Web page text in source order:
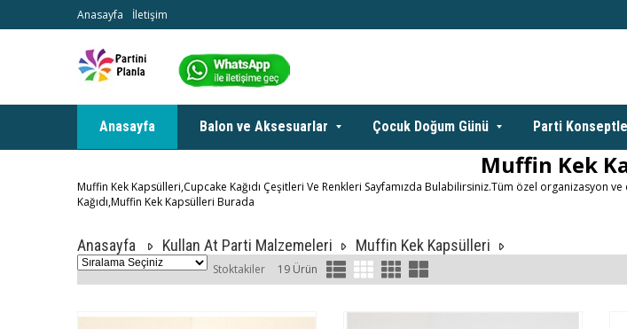
Anasayfa İletişim
Anasayfa Balon ve Aksesuarlar Çocuk Doğum Günü Parti
Muffin Kek
Muffin Kek Kapsülleri,Cupcake Kağıdı Çeşitleri Ve Renkleri Sayfamızda Bulabilirsiniz.Tüm özel organizasyon
Kağıdı,Muffin Kek Kapsülleri Burada
Anasayfa Kullan At Parti Malzemeleri Muffin Kek Kapsülleri
Stoktakiler 19 Ürün